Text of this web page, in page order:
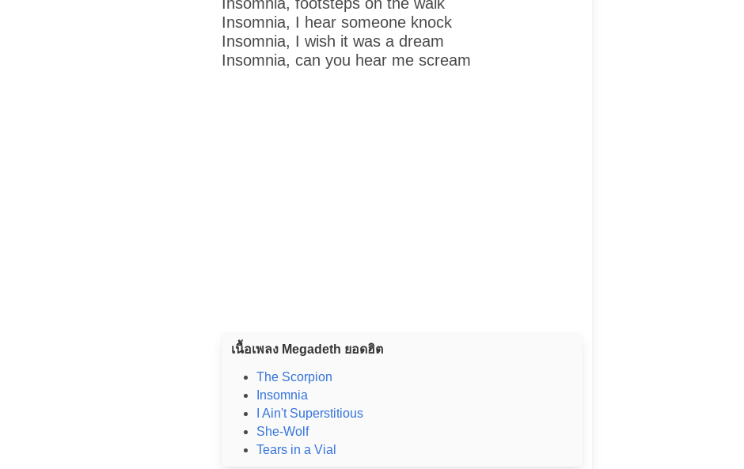
Insomnia, I hear someone knock
Insomnia, I wish it was a dream
Insomnia, can you hear me scream
เนื้อเพลง Megadeth ยอดฮิต
The Scorpion
Insomnia
I Ain't Superstitious
She-Wolf
Tears in a Vial